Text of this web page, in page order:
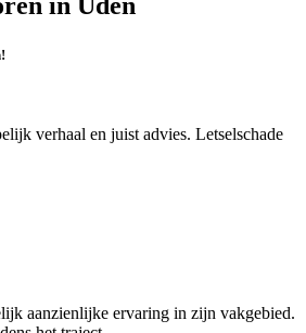
verhaal en juist advies. Letselschade
aanzienlijke ervaring in zijn vakgebied.